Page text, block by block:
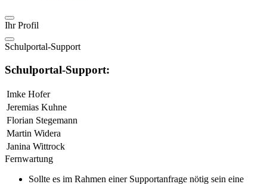
Ihr Profil
Schulportal-Support
Schulportal-Support:
Imke Hofer
Jeremias Kuhne
Florian Stegemann
Martin Widera
Janina Wittrock
Fernwartung
Sollte es im Rahmen einer Supportanfrage nötig sein eine